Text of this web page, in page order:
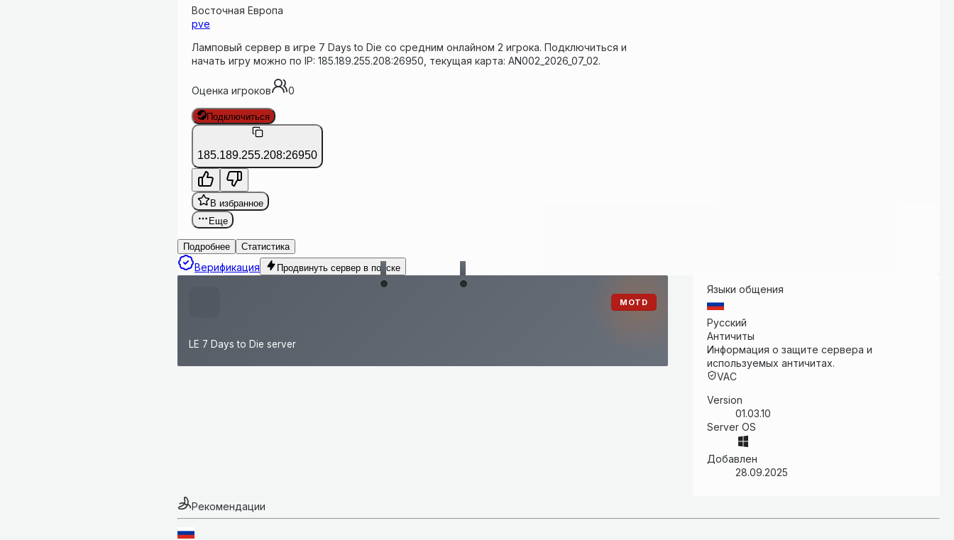
Восточная Европа
pve
Ламповый сервер в игре 7 Days to Die со средним онлайном 2 игрока. Подключиться и
начать игру можно по IP: 185.189.255.208:26950, текущая карта: AN002_2026_07_02.
Оценка игроков 0
Подключиться
185.189.255.208:26950
В избранное
Еще
Подробнее Статистика
Верификация Продвинуть сервер в поиске
MOTD
LE 7 Days to Die server
Языки общения
Русский
Античиты
Информация о защите сервера и
используемых античитах.
VAC
Version
01.03.10
Server OS
Добавлен
28.09.2025
Рекомендации